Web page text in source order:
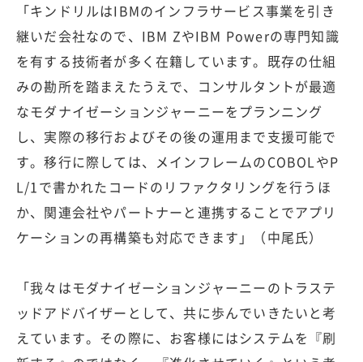
「キンドリルはIBMのインフラサービス事業を引き
継いだ会社なので、IBM ZやIBM Powerの専門知識
を有する技術者が多く在籍しています。既存の仕組
みの勘所を踏まえたうえで、コンサルタントが最適
なモダナイゼーションジャーニーをプランニング
し、実際の移行およびその後の運用まで支援可能で
す。移行に際しては、メインフレームのCOBOLやP
L/1で書かれたコードのリファクタリングを行うほ
か、関連会社やパートナーと連携することでアプリ
ケーションの再構築も対応できます」（中尾氏）
「我々はモダナイゼーションジャーニーのトラステ
ッドアドバイザーとして、共に歩んでいきたいと考
えています。その際に、お客様にはシステムを『刷